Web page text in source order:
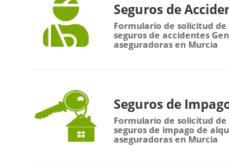
Seguros de
Formulario de solicitud
seguros de accidentes
aseguradoras en Murcia
Seguros de
Formulario de solicitud
seguros de impago de
aseguradoras en Murcia